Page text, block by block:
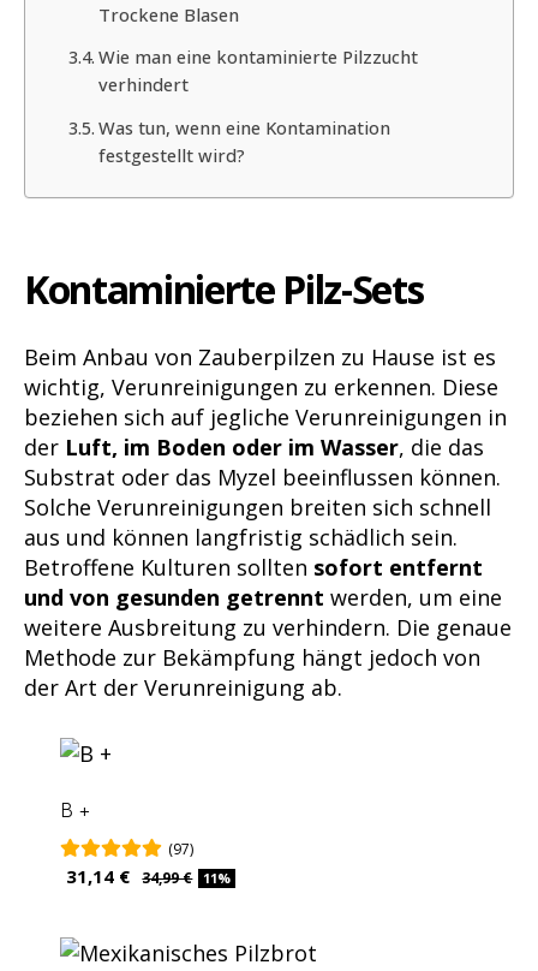
Trockene Blasen
Wie man eine kontaminierte Pilzzucht
verhindert
Was tun, wenn eine Kontamination
festgestellt wird?
Kontaminierte Pilz-Sets
Beim Anbau von Zauberpilzen zu Hause ist es
wichtig, Verunreinigungen zu erkennen. Diese
beziehen sich auf jegliche Verunreinigungen in
der Luft, im Boden oder im Wasser, die das
Substrat oder das Myzel beeinflussen können.
Solche Verunreinigungen breiten sich schnell
aus und können langfristig schädlich sein.
Betroffene Kulturen sollten sofort entfernt
und von gesunden getrennt werden, um eine
weitere Ausbreitung zu verhindern. Die genaue
Methode zur Bekämpfung hängt jedoch von
der Art der Verunreinigung ab.
B +
(97)
31,14 € 34,99 € 11%